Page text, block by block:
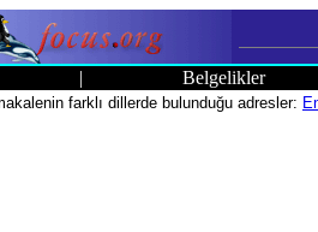
| Belgelikler
farklı dillerde bulunduğu adresler: